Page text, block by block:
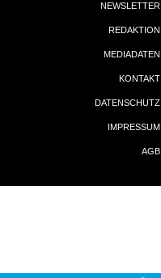
NEWSLETTER
REDAKTION
MEDIADATEN
KONTAKT
DATENSCHUTZ
IMPRESSUM
AGB